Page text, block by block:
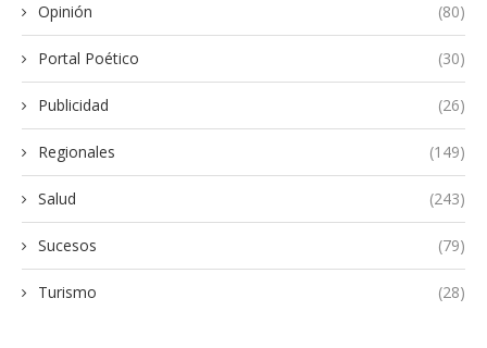
Opinión (80)
Portal Poético (30)
Publicidad (26)
Regionales (149)
Salud (243)
Sucesos (79)
Turismo (28)